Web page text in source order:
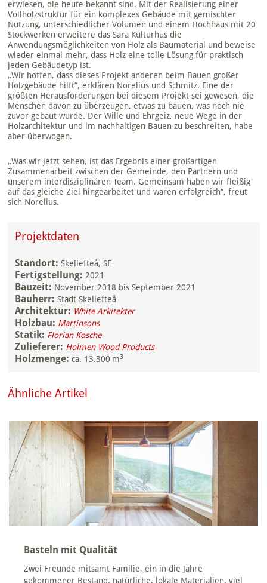
erwiesen, die heute bekannt sind. Mit der Realisierung einer
Vollholzstruktur für ein komplexes Gebäude mit gemischter
Nutzung, unterschiedlicher Volumen und einem Hochhaus mit 20
Stockwerken erweitere das Sara Kulturhus die
Anwendungsmöglichkeiten von Holz als Baumaterial und beweise
wieder einmal mehr, dass Holz eine tolle Lösung für praktisch
jeden Gebäudetyp ist.
„Wir hoffen, dass dieses Projekt anderen beim Bauen großer
Holzgebäude hilft“, erklären Norelius und Schmitz. Eine der
größten Herausforderungen bei diesem Projekt sei gewesen, die
Menschen davon zu überzeugen, etwas zu bauen, was noch nie
zuvor gebaut wurde. Der Wille und Ehrgeiz, neue Wege in der
Holzarchitektur und im nachhaltigen Bauen zu beschreiten, habe
aber überwogen.
„Was wir jetzt sehen, ist das Ergebnis einer großartigen
Zusammenarbeit zwischen der Gemeinde, den Partnern und
unserem interdisziplinären Team. Gemeinsam haben wir fleißig
auf das gleiche Ziel hingearbeitet und waren erfolgreich“, freut
sich Norelius.
Projektdaten
Standort: Skellefteå, SE
Fertigstellung: 2021
Bauzeit: November 2018 bis September 2021
Bauherr: Stadt Skellefteå
Architektur: White Arkitekter
Holzbau: Martinsons
Statik: Florian Kosche
Zulieferer: Holmen Wood Products
Holzmenge: ca. 13.300 m3
Ähnliche Artikel
Basteln mit Qualität
Zwei Freunde mitsamt Familie, ein in die Jahre
gekommener Bestand, natürliche, lokale Materialien, viel